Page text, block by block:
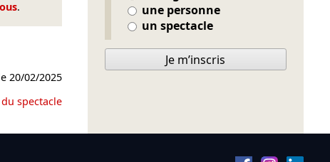
.
20/02/2025
spectacle
une personne
un spectacle
Je m’inscris